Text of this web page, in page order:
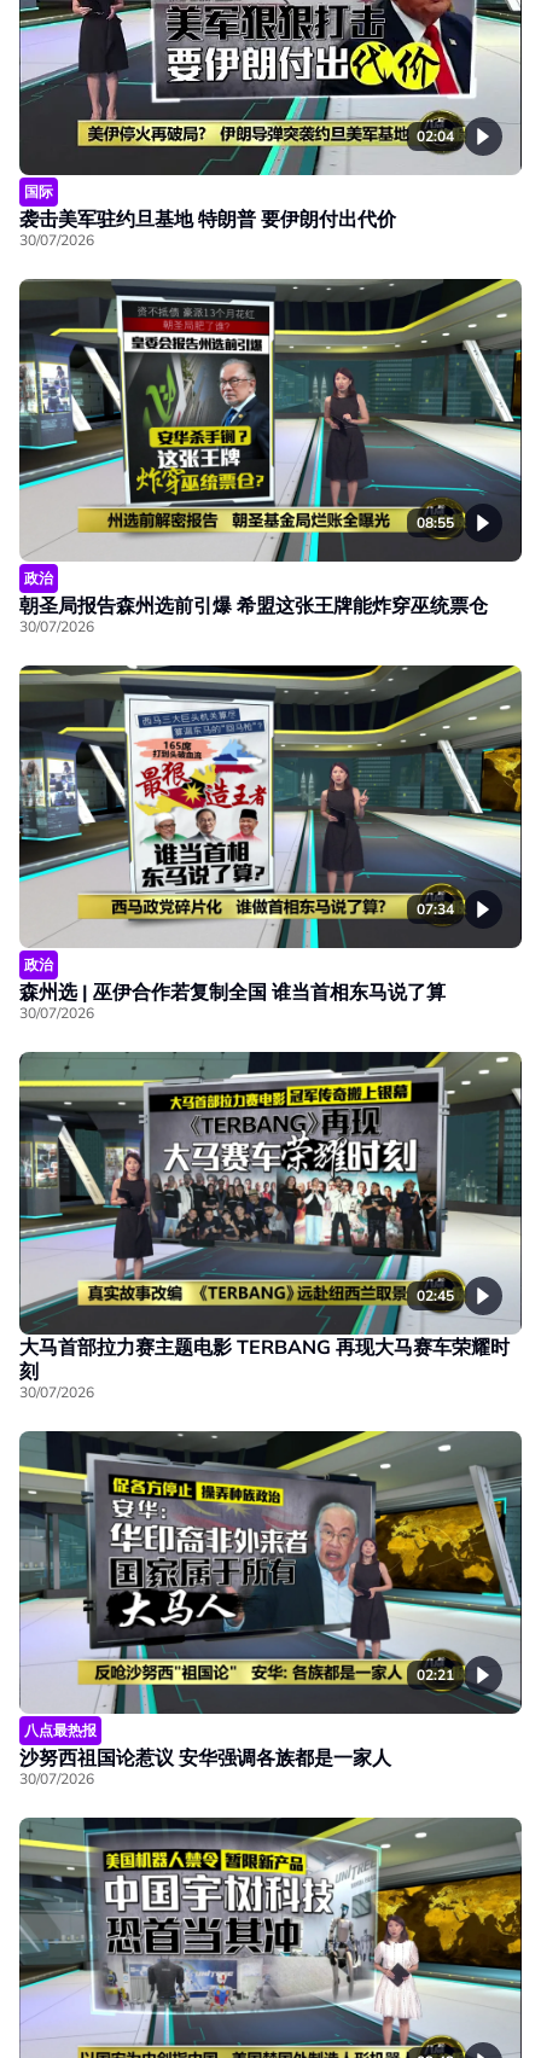
02:04
国际
袭击美军驻约旦基地 特朗普 要伊朗付出代价
30/07/2026
08:55
政治
朝圣局报告森州选前引爆 希盟这张王牌能炸穿巫统票仓
30/07/2026
07:34
政治
森州选 | 巫伊合作若复制全国 谁当首相东马说了算
30/07/2026
02:45
大马首部拉力赛主题电影 TERBANG 再现大马赛车荣耀时
刻
30/07/2026
02:21
八点最热报
沙努西祖国论惹议 安华强调各族都是一家人
30/07/2026